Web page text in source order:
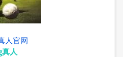
人官网
人